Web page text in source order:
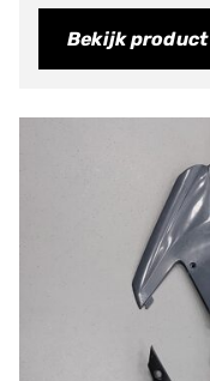
Bekijk product